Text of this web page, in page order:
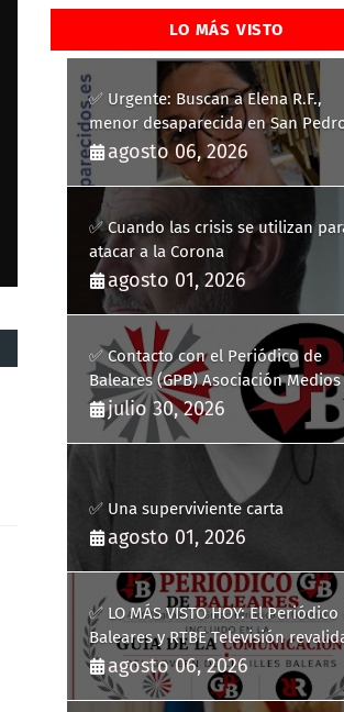
LO MÁS VISTO
✅ Urgente: Buscan a Elena R.F.,
menor desaparecida en San
del Pinatar
agosto 06, 2026
✅ Cuando las crisis se utilizan
atacar a la Corona
agosto 01, 2026
✅ Contacto con el Periódico de
Baleares (GPB) Asociación Medios
Comunicación Digitales
julio 30, 2026
✅ Una superviviente carta
agosto 01, 2026
✅ LO MÁS VISTO HOY: El Periódico
Baleares y RTBE Televisión
más de cinco años en la Guía de la
Comunicación del Govern de les
agosto 06, 2026